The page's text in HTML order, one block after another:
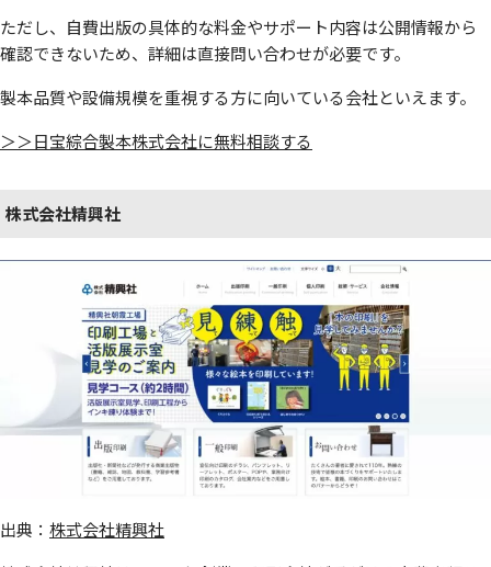
ただし、自費出版の具体的な料金やサポート内容は公開情報から
確認できないため、詳細は直接問い合わせが必要です。
製本品質や設備規模を重視する方に向いている会社といえます。
＞＞日宝綜合製本株式会社に無料相談する
株式会社精興社
出典： 株式会社精興社